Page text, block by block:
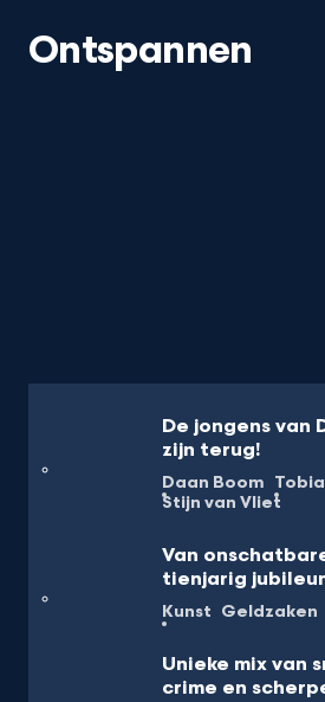
Ontspannen
De jongens van
zijn terug!
Daan Boom
Stijn van Vliet
Van
tienjarig
Kunst Geldzaken
Unieke mix van
crime en